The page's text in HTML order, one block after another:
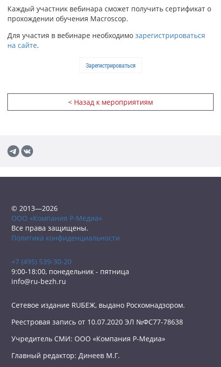
Каждый участник вебинара сможет получить сертификат о
прохождении обучения Macroscop.
Для участия в вебинаре необходимо зарегистрироваться
на сайте.
Зарегистрироваться
< Назад к мероприятиям
© 2013—2026
ООО «Компания Р-Медиа»
Все права защищены.
Политика конфиденциальности
+7 (495) 539-30-20
9:00-18:00, понедельник - пятница
info@ru-bezh.ru
Сетевое издание RUБЕЖ, выдано Роскомнадзором.
Реестровая запись от 10.07.2020 ЭЛ №ФС77-78638
Учредитель СМИ: ООО «Компания Р-Медиа»
Главный редактор: Динеев М.Г.